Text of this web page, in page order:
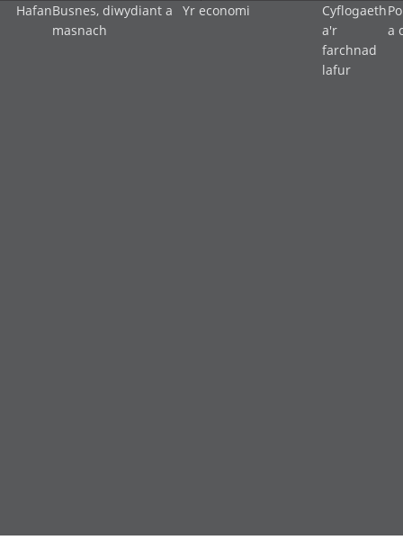
HafanBusnes, diwydiant a
masnach
Yr economi
Cyflogaeth
a'r
farchnad
lafur
a